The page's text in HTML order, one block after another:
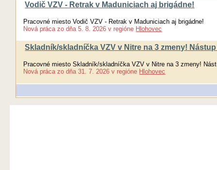
Vodič VZV - Retrak v Maduniciach aj brigádne!
Pracovné miesto Vodič VZV - Retrak v Maduniciach aj brigádne!
Nová práca zo dňa 5. 8. 2026 v regióne Hlohovec
Skladník/skladníčka VZV v Nitre na 3 zmeny! Nástup
Pracovné miesto Skladník/skladníčka VZV v Nitre na 3 zmeny!
Nová práca zo dňa 31. 7. 2026 v regióne Hlohovec